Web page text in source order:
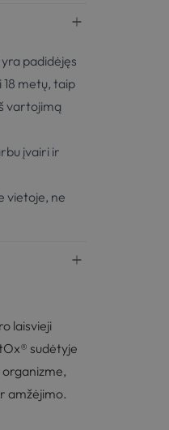
padidėjęs
metų, taip
vartojimą
įvairi ir
vietoje, ne
laisvieji
sudėtyje
amžėjimo.